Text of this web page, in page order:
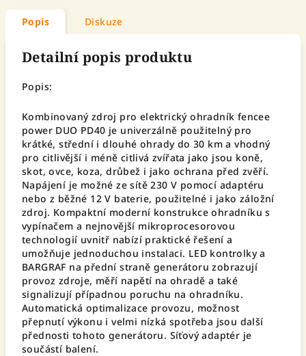
Popis Diskuze
Detailní popis produktu
Popis:
Kombinovaný zdroj pro elektrický ohradník fencee
power DUO PD40 je univerzálně použitelný pro
krátké, střední i dlouhé ohrady do 30 km a vhodný
pro citlivější i méně citlivá zvířata jako jsou koně,
skot, ovce, koza, drůbež i jako ochrana před zvěří.
Napájení je možné ze sítě 230 V pomocí adaptéru
nebo z běžné 12 V baterie, použitelné i jako záložní
zdroj. Kompaktní moderní konstrukce ohradníku s
vypínačem a nejnovější mikroprocesorovou
technologií uvnitř nabízí praktické řešení a
umožňuje jednoduchou instalaci. LED kontrolky a
BARGRAF na přední straně generátoru zobrazují
provoz zdroje, měří napětí na ohradě a také
signalizují případnou poruchu na ohradníku.
Automatická optimalizace provozu, možnost
přepnutí výkonu i velmi nízká spotřeba jsou další
přednosti tohoto generátoru. Síťový adaptér je
součástí balení.